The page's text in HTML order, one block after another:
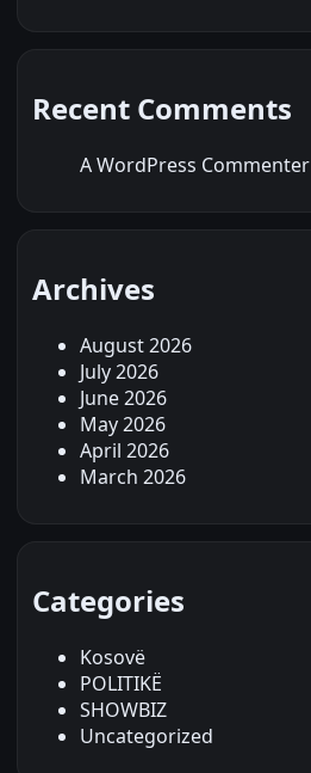
Recent Comments
A WordPress Commenter
Archives
August 2026
July 2026
June 2026
May 2026
April 2026
March 2026
Categories
Kosovë
POLITIKË
SHOWBIZ
Uncategorized